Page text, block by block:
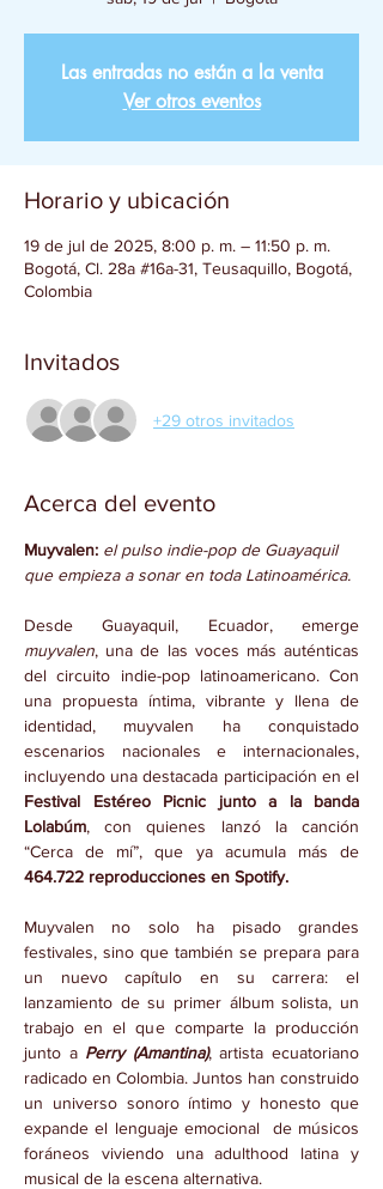
Las entradas no están a la venta
Ver otros eventos
Horario y ubicación
19 de jul de 2025, 8:00 p. m. – 11:50 p. m.
Bogotá, Cl. 28a #16a-31, Teusaquillo, Bogotá,
Colombia
Invitados
+29 otros invitados
Acerca del evento
Muyvalen: el pulso indie-pop de Guayaquil
que empieza a sonar en toda Latinoamérica.
muyvalen, una de las voces más auténticas
del circuito indie-pop latinoamericano. Con
una propuesta íntima, vibrante y llena de
identidad, muyvalen ha conquistado
escenarios nacionales e internacionales,
Festival Estéreo Picnic
junto a la banda
Lolabúm, con quienes lanzó la canción
464.722 reproducciones en Spotify.
Muyvalen no solo ha pisado grandes
festivales, sino que también se prepara para
un nuevo capítulo en su carrera: el
lanzamiento de su primer álbum solista, un
trabajo en el que comparte la producción
junto a Perry (Amantina), artista ecuatoriano
radicado en Colombia. Juntos han construido
un universo sonoro íntimo y honesto que
expande el lenguaje emocional  de músicos
foráneos viviendo una adulthood latina y
musical de la escena alternativa.